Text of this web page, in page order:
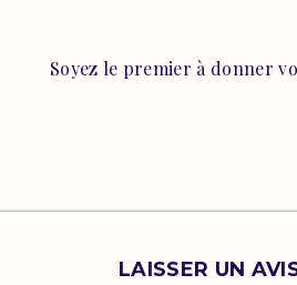
Soyez le premier à donner
LAISSER UN